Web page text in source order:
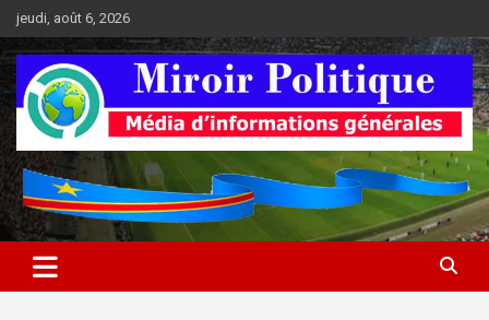
Aller
au
contenu
jeudi, août 6, 2026
Médias d'informations socio-
politiques
Médias d'informations socio-politiques